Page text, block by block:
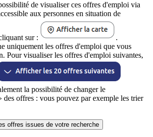
de visualiser ces offres d'emploi via
aux personnes en situation de
sur :
.
uniquement les offres d'emploi que vous
Pour visualiser les offres d'emploi suivantes,
la possibilité de changer le
des offres : vous pouvez par exemple les trier
offres issues de votre recherche